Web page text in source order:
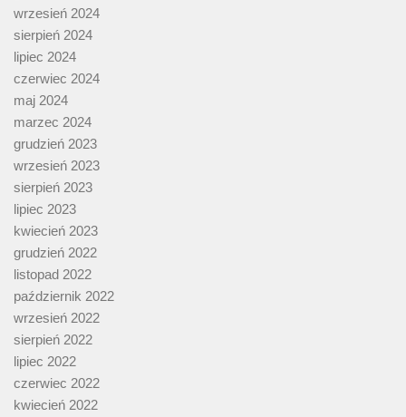
wrzesień 2024
sierpień 2024
lipiec 2024
czerwiec 2024
maj 2024
marzec 2024
grudzień 2023
wrzesień 2023
sierpień 2023
lipiec 2023
kwiecień 2023
grudzień 2022
listopad 2022
październik 2022
wrzesień 2022
sierpień 2022
lipiec 2022
czerwiec 2022
kwiecień 2022